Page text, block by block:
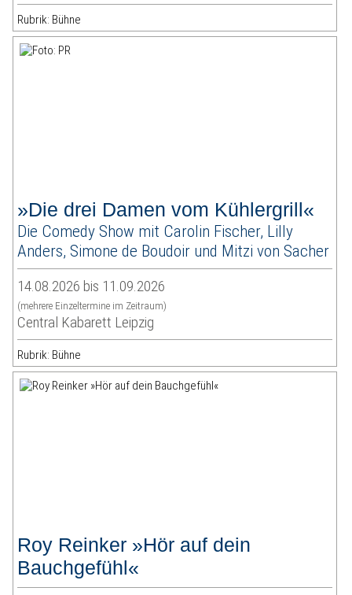
Rubrik: Bühne
»Die drei Damen vom Kühlergrill«
Die Comedy Show mit Carolin Fischer, Lilly
Anders, Simone de Boudoir und Mitzi von Sacher
14.08.2026 bis 11.09.2026
(mehrere Einzeltermine im Zeitraum)
Central Kabarett Leipzig
Rubrik: Bühne
Roy Reinker »Hör auf dein
Bauchgefühl«